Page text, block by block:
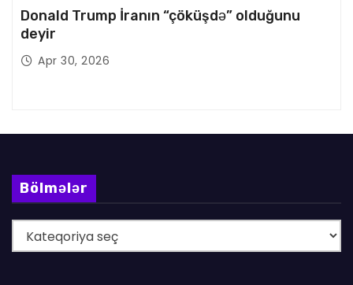
Donald Trump İranın “çöküşdə” olduğunu
deyir
Apr 30, 2026
Bölmələr
ö